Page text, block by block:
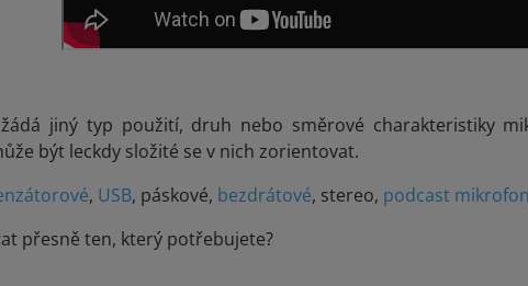
jiný typ použití, druh nebo směrové charakteristiky
být leckdy složité se v nich zorientovat.
, USB, páskové, bezdrátové, stereo, podcast
přesně ten, který potřebujete?